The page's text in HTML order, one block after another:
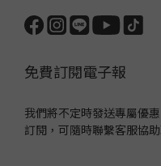
免費訂閱電子報
我們將不定時發送專屬優
訂閱，可隨時聯繫客服協助